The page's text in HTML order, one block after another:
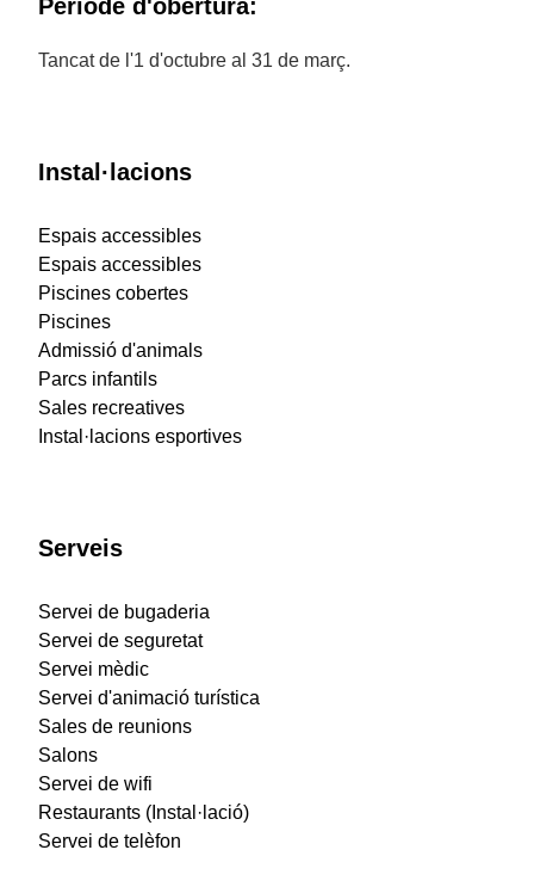
Període d'obertura:
Tancat de l'1 d'octubre al 31 de març.
Instal·lacions
Espais accessibles
Espais accessibles
Piscines cobertes
Piscines
Admissió d'animals
Parcs infantils
Sales recreatives
Instal·lacions esportives
Serveis
Servei de bugaderia
Servei de seguretat
Servei mèdic
Servei d'animació turística
Sales de reunions
Salons
Servei de wifi
Restaurants (Instal·lació)
Servei de telèfon